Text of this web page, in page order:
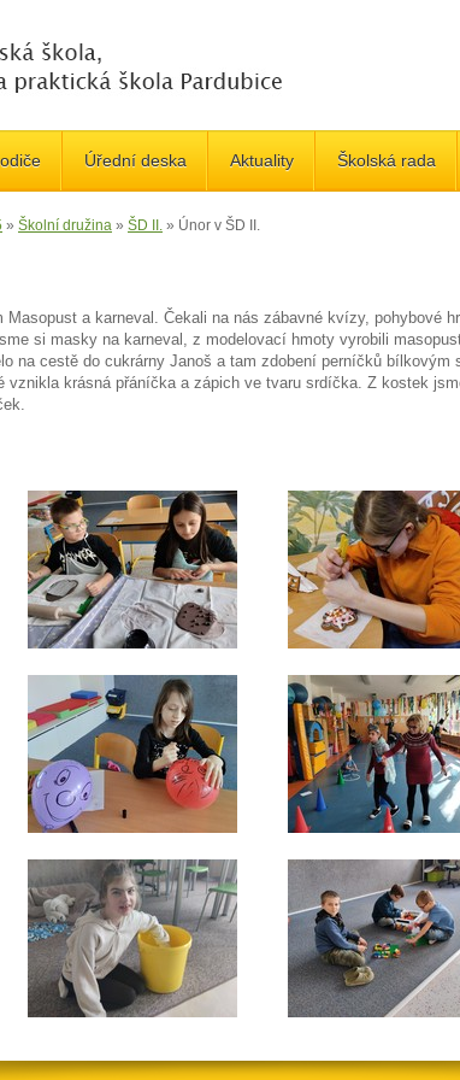
Úřední deska Aktuality Školská rada
» Školní družina » ŠD II. » Únor v ŠD II.
a karneval. Čekali na nás zábavné kvízy, pohybové
si masky na karneval, z modelovací hmoty vyrobili
na cestě do cukrárny Janoš a tam zdobení perníčků bílkovým
vznikla krásná přáníčka a zápich ve tvaru srdíčka. Z kostek